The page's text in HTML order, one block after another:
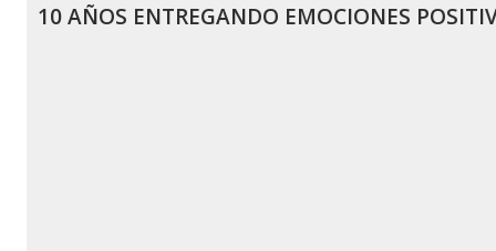
10 AÑOS ENTREGANDO EMOCIONES